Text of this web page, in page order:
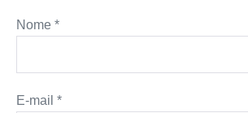
Nome *
E-mail *